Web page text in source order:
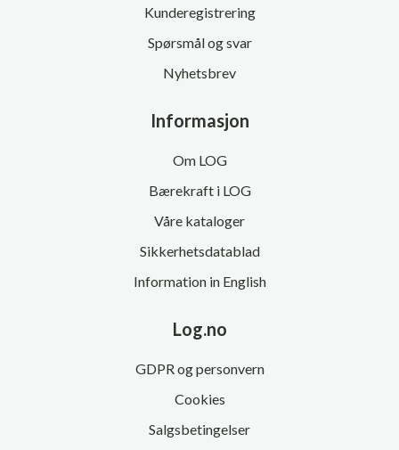
Kunderegistrering
Spørsmål og svar
Nyhetsbrev
Informasjon
Om LOG
Bærekraft i LOG
Våre kataloger
Sikkerhetsdatablad
Information in English
Log.no
GDPR og personvern
Cookies
Salgsbetingelser